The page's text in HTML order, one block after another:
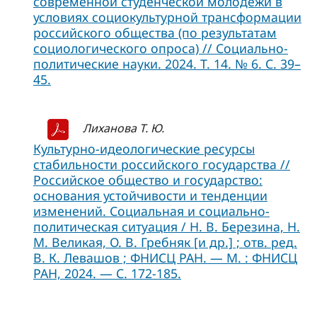
условиях социокультурной трансформации
российского общества (по результатам
социологического опроса) // Социально-
политические науки. 2024. Т. 14. № 6. С. 39–
45.
Лиханова Т. Ю.
Культурно-идеологические ресурсы
стабильности российского государства //
Российское общество и государство:
основания устойчивости и тенденции
изменений. Социальная и социально-
политическая ситуация / Н. В. Березина, Н.
М. Великая, О. В. Гребняк [и др.] ; отв. ред.
В. К. Левашов ; ФНИСЦ РАН. — М. : ФНИСЦ
РАН, 2024. — С. 172-185.